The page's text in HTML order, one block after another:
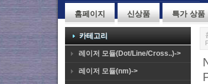
홈페이지 신상품 특가 상품
카테고리
레이저 모듈(Dot/Line/Cross..)->
레이저 모듈(nm)->